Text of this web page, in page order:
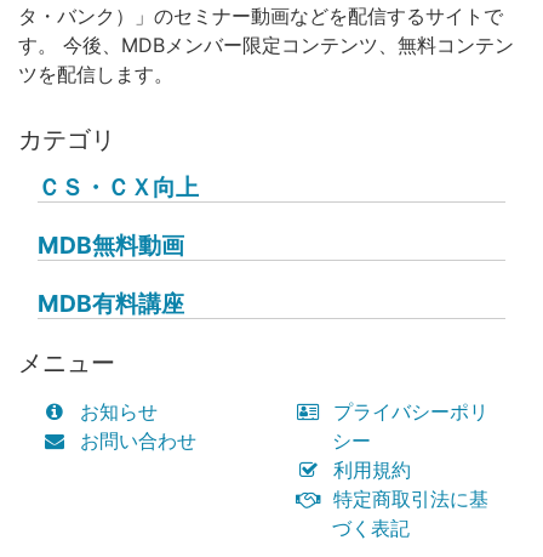
タ・バンク）」のセミナー動画などを配信するサイトで
す。 今後、MDBメンバー限定コンテンツ、無料コンテン
ツを配信します。
カテゴリ
ＣＳ・ＣＸ向上
MDB無料動画
MDB有料講座
メニュー
お知らせ
お問い合わせ
プライバシーポリ
シー
利用規約
特定商取引法に基
づく表記